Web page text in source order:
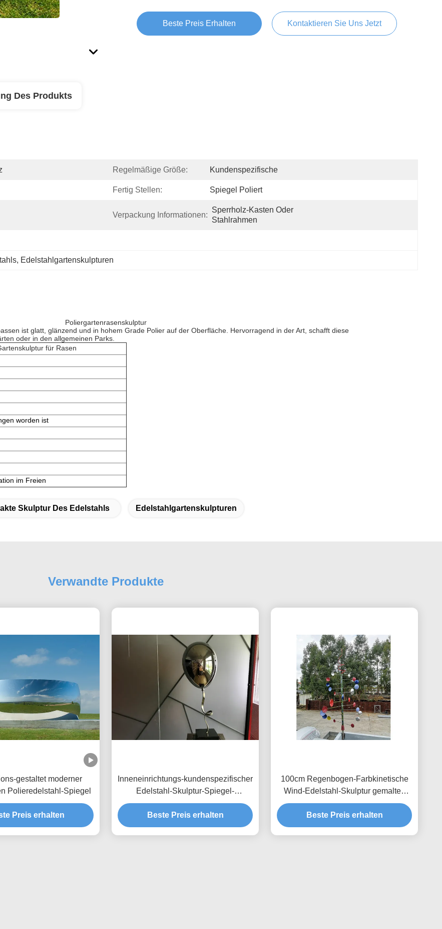
Beste Preis Erhalten Kontaktieren Sie Uns Jetzt
Des Produkts
Regelmäßige Größe: Kundenspezifische
Fertig Stellen: Spiegel Poliert
Verpackung Informationen:
Sperrholz-Kasten Oder
Stahlrahmen
, Edelstahlgartenskulpturen
Poliergartenrasenskulptur
ist glatt, glänzend und in hohem Grade Polier auf der Oberfläche. Hervorragend in der Art, schafft diese
oder in den allgemeinen Parks.
für Rasen
worden ist
im Freien
Skulptur Des Edelstahls Edelstahlgartenskulpturen
Verwandte Produkte
gestaltet moderner
Polieredelstahl-Spiegel
Preis erhalten
Inneneinrichtungs-kundenspezifischer
Edelstahl-Skulptur-Spiegel-
Polierballon
Beste Preis erhalten
100cm Regenbogen-Farbkinetische
Wind-Edelstahl-Skulptur gemaltes
Ende
Beste Preis erhalten